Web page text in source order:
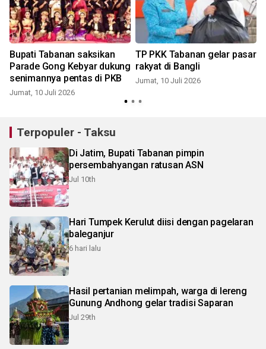
Bupati Tabanan saksikan
Parade Gong Kebyar dukung
senimannya pentas di PKB
Jumat, 10 Juli 2026
TP PKK Tabanan gelar pasar
rakyat di Bangli
Jumat, 10 Juli 2026
Terpopuler - Taksu
Di Jatim, Bupati Tabanan pimpin
persembahyangan ratusan ASN
Jul 10th
Hari Tumpek Kerulut diisi dengan pagelaran
baleganjur
6 hari lalu
Hasil pertanian melimpah, warga di lereng
Gunung Andhong gelar tradisi Saparan
Jul 29th